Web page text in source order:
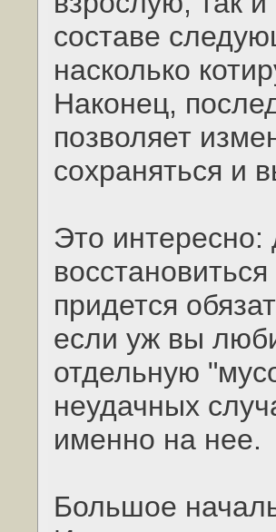
составе
насколько
Наконец,
позволяет
сохраняться и
Это интересно:
придется
если уж вы
отдельную
неудачных
именно на нее.
Большое